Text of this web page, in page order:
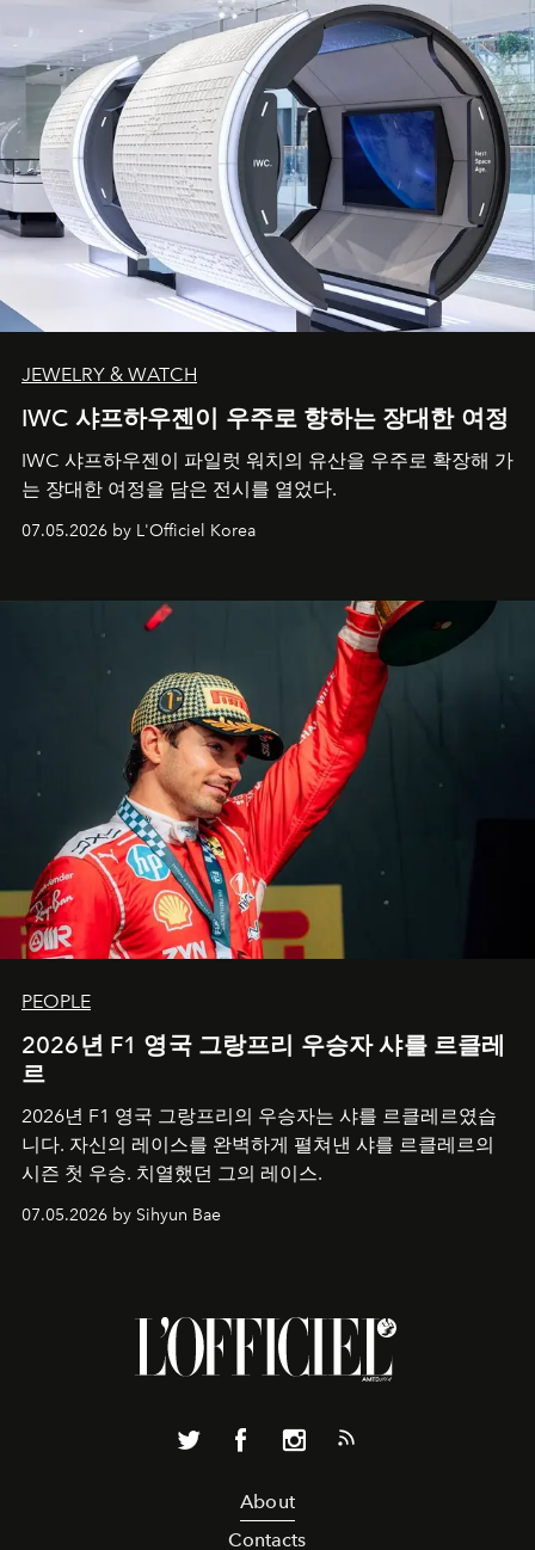
JEWELRY & WATCH
IWC 샤프하우젠이 우주로 향하는 장대한 여정
IWC 샤프하우젠이 파일럿 워치의 유산을 우주로 확장해 가
는 장대한 여정을 담은 전시를 열었다.
07.05.2026 by L'Officiel Korea
PEOPLE
2026년 F1 영국 그랑프리 우승자 샤를 르클레
르
2026년 F1 영국 그랑프리의 우승자는 샤를 르클레르였습
니다. 자신의 레이스를 완벽하게 펼쳐낸 샤를 르클레르의
시즌 첫 우승. 치열했던 그의 레이스.
07.05.2026 by Sihyun Bae
About
Contacts